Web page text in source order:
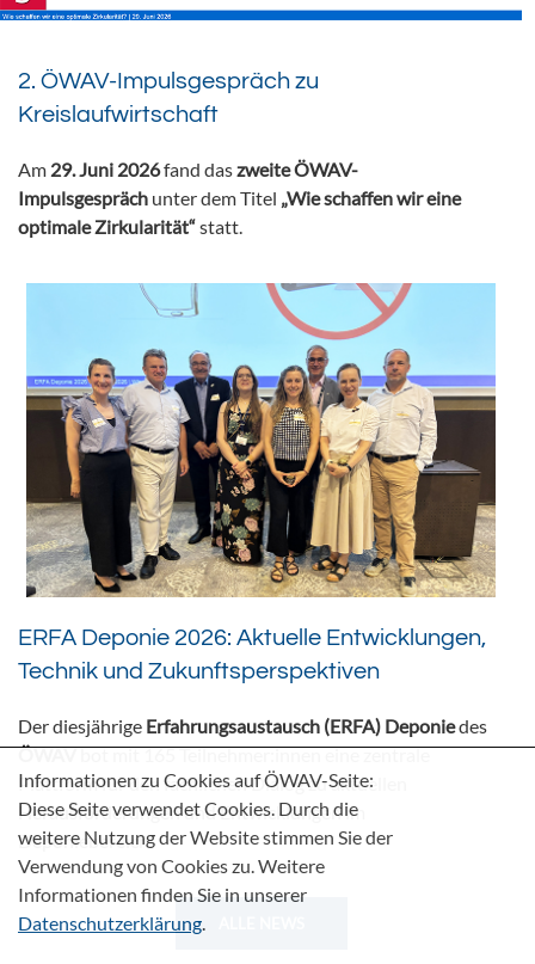
2. ÖWAV-Impulsgespräch zu
Kreislaufwirtschaft
Am 29. Juni 2026fand daszweite ÖWAV-
Impulsgespräch unter dem Titel „Wie schaffen wir eine
optimale Zirkularität“statt.
ERFA Deponie 2026: Aktuelle Entwicklungen,
Technik und Zukunftsperspektiven
Der diesjährige Erfahrungsaustausch (ERFA) Deponiedes
ÖWAVbot mit 165 Teilnehmer:innen eine zentrale
Plattform für den fachlichen Dialog zu aktuellen
Herausforderungen und Entwicklungen im
Deponiebereich.
Informationen zu Cookies auf ÖWAV-Seite:
Diese Seite verwendet Cookies. Durch die
weitere Nutzung der Website stimmen Sie der
Verwendung von Cookies zu. Weitere
Informationen finden Sie in unserer
Datenschutzerklärung.